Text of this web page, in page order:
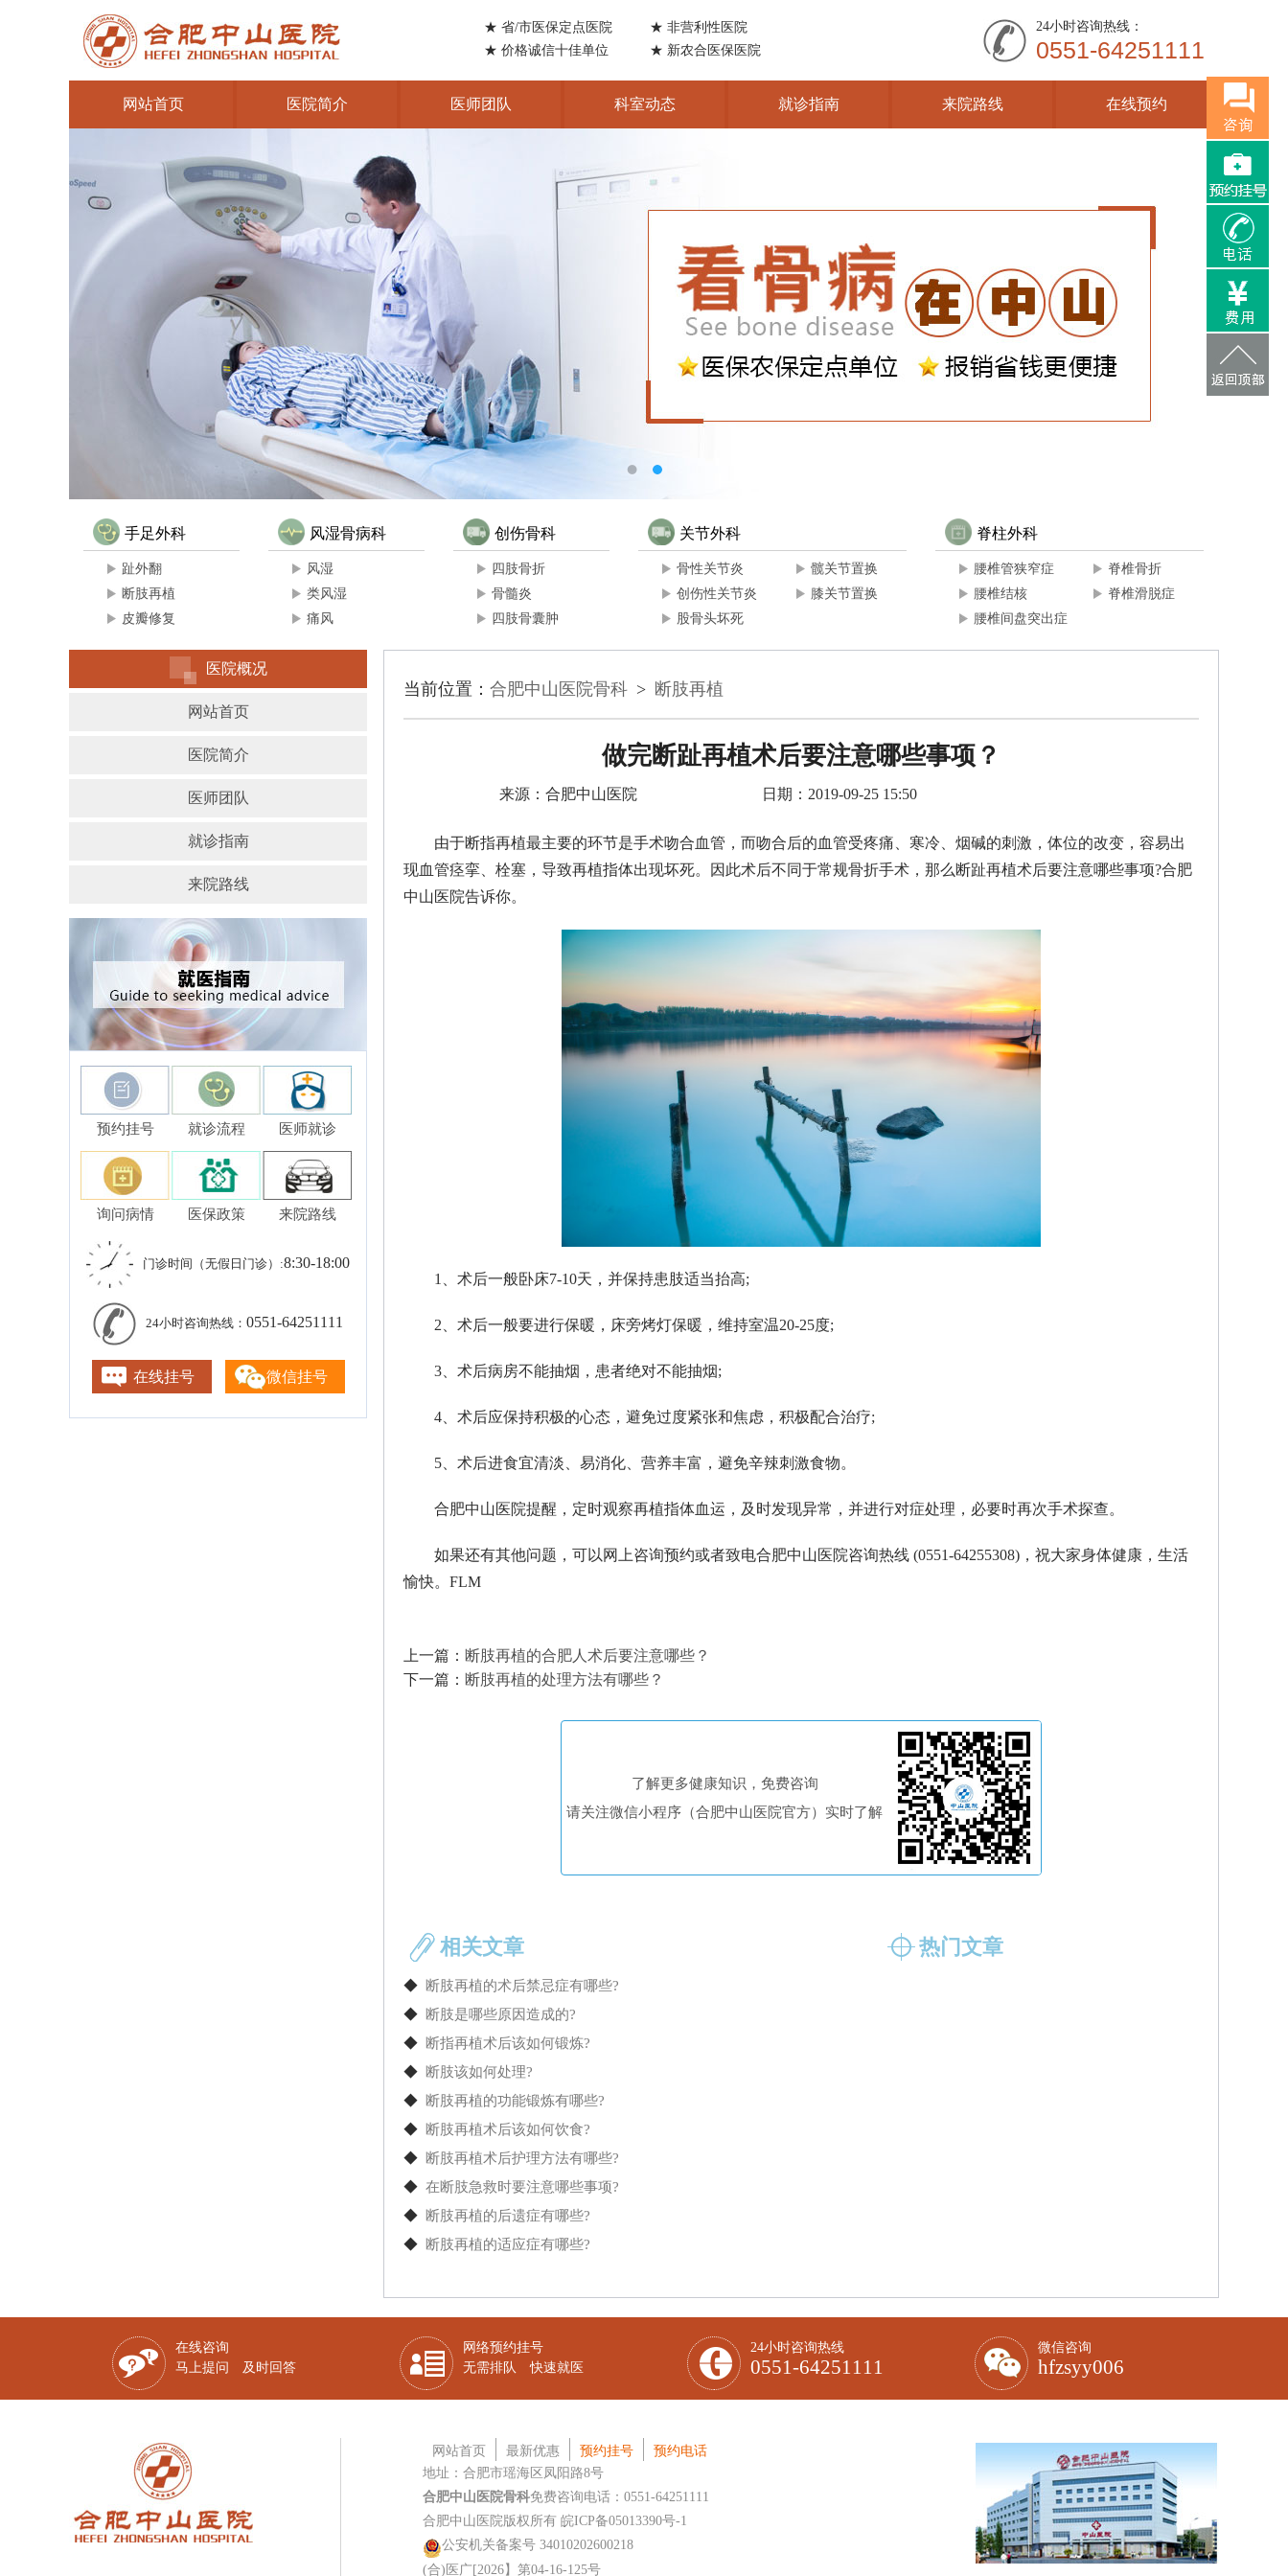
★ 省/市医保定点医院
★ 非营利性医院
★ 价格诚信十佳单位
★ 新农合医保医院
24小时咨询热线：
0551-64251111
网站首页 医院简介 医师团队 科室动态 就诊指南 来院路线 在线预约
手足外科
趾外翻
断肢再植
皮瓣修复
风湿骨病科
风湿
类风湿
痛风
创伤骨科
四肢骨折
骨髓炎
四肢骨囊肿
关节外科
骨性关节炎
髋关节置换
创伤性关节炎
膝关节置换
股骨头坏死
脊柱外科
腰椎管狭窄症
脊椎骨折
腰椎结核
脊椎滑脱症
腰椎间盘突出症
医院概况
网站首页
医院简介
医师团队
就诊指南
来院路线
预约挂号 就诊流程 医师就诊
询问病情 医保政策 来院路线
门诊时间（无假日门诊）:8:30-18:00
24小时咨询热线： 0551-64251111
在线挂号 微信挂号
当前位置： 合肥中山医院骨科 > 断肢再植
做完断趾再植术后要注意哪些事项？
来源：合肥中山医院 日期：2019-09-25 15:50
由于断指再植最主要的环节是手术吻合血管，而吻合后的血管受疼痛、寒冷、烟碱的刺激，体位的改变，容易出
现血管痉挛、栓塞，导致再植指体出现坏死。因此术后不同于常规骨折手术，那么断趾再植术后要注意哪些事项?合肥
中山医院告诉你。
1、术后一般卧床7-10天，并保持患肢适当抬高;
2、术后一般要进行保暖，床旁烤灯保暖，维持室温20-25度;
3、术后病房不能抽烟，患者绝对不能抽烟;
4、术后应保持积极的心态，避免过度紧张和焦虑，积极配合治疗;
5、术后进食宜清淡、易消化、营养丰富，避免辛辣刺激食物。
合肥中山医院提醒，定时观察再植指体血运，及时发现异常，并进行对症处理，必要时再次手术探查。
如果还有其他问题，可以网上咨询预约或者致电合肥中山医院咨询热线 (0551-64255308)，祝大家身体健康，生活
愉快。FLM
上一篇： 断肢再植的合肥人术后要注意哪些？
下一篇： 断肢再植的处理方法有哪些？
了解更多健康知识，免费咨询
请关注微信小程序（合肥中山医院官方）实时了解
相关文章
◆
断肢再植的术后禁忌症有哪些?
◆
断肢是哪些原因造成的?
◆
断指再植术后该如何锻炼?
◆
断肢该如何处理?
◆
断肢再植的功能锻炼有哪些?
◆
断肢再植术后该如何饮食?
◆
断肢再植术后护理方法有哪些?
◆ 在断肢急救时要注意哪些事项?
◆
断肢再植的后遗症有哪些?
◆
断肢再植的适应症有哪些?
热门文章
在线咨询
马上提问 及时回答
网络预约挂号
无需排队 快速就医
24小时咨询热线
0551-64251111
微信咨询
hfzsyy006
网站首页 最新优惠 预约挂号
预约电话
地址：合肥市瑶海区凤阳路8号
合肥中山医院骨科免费咨询电话：0551-64251111
合肥中山医院版权所有 皖ICP备05013390号-1
公安机关备案号 34010202600218
(合)医广[2026】第04-16-125号